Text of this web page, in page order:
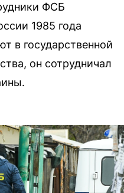
ФСБ
1985 года
в государственной
он сотрудничал